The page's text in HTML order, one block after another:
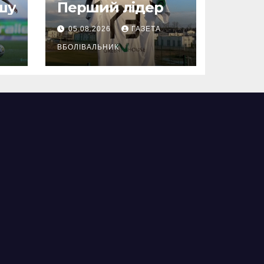
Перший лідер
05.08.2026 ГАЗЕТА
ВБОЛІВАЛЬНИК